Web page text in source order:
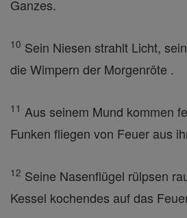
Ganzes.
10 Sein Niesen strahlt Licht,
die Wimpern der Morgenröte .
11 Aus seinem Mund kommen
Funken fliegen von Feuer aus
12 Seine Nasenflügel rülpsen
Kessel kochendes auf das